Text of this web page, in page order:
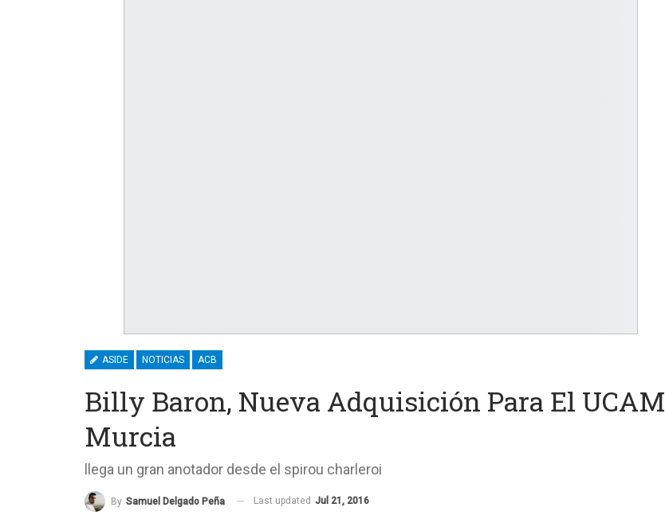
ASIDE NOTICIAS ACB
Billy Baron, Nueva Adquisición Para El UCAM
Murcia
llega un gran anotador desde el spirou charleroi
By Samuel Delgado Peña Last updated Jul 21, 2016